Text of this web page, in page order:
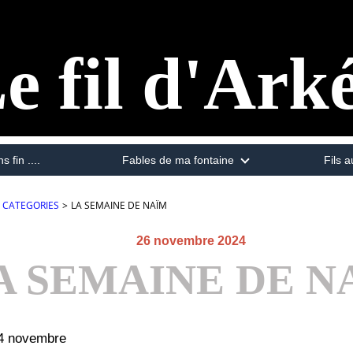
fil
fin .... Fables de ma fontaine Fils
CATEGORIES > LA SEMAINE DE NAÏM
26 novembre 2024
SEMAINE DE
novembre